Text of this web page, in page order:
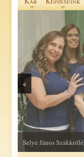
Selye János
<